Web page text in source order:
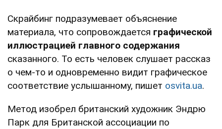
Скрайбинг подразумевает объяснение
материала, что сопровождается графической
иллюстрацией главного содержания
сказанного. То есть человек слушает рассказ
о чем-то и одновременно видит графическое
соответствие услышанному, пишет osvita.ua.
Метод изобрел британский художник Эндрю
Парк для Британской ассоциации по